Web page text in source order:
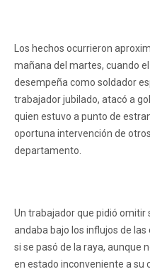
Los hechos ocurrieron
mañana del martes, cuando
desempeña como soldador
trabajador jubilado, atacó a
quien estuvo a punto de
oportuna intervención de
departamento.
Un trabajador que pidió omitir
andaba bajo los influjos de
si se pasó de la raya, aunque
en estado inconveniente a su